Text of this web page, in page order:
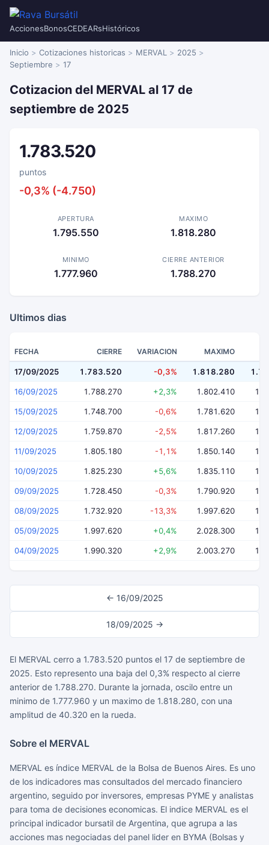
AccionesBonosCEDEARsHistóricos
Inicio Cotizaciones historicas MERVAL
2025
Septiembre
17
Cotizacion del MERVAL al 17 de
septiembre de 2025
1.783.520
puntos
-0,3% (-4.750)
APERTURA
1.795.550
MAXIMO
1.818.280
MINIMO
1.777.960
CIERRE ANTERIOR
1.788.270
Ultimos dias
FECHA CIERRE VARIACION MAXIMO
17/09/2025 1.783.520 -0,3% 1.818.280
16/09/2025 1.788.270 +2,3% 1.802.410
15/09/2025 1.748.700 -0,6% 1.781.620
12/09/2025 1.759.870 -2,5% 1.817.260
11/09/2025 1.805.180 -1,1% 1.850.140
10/09/2025 1.825.230 +5,6% 1.835.110
09/09/2025 1.728.450 -0,3% 1.790.920
08/09/2025 1.732.920 -13,3% 1.997.620
05/09/2025 1.997.620 +0,4% 2.028.300
04/09/2025 1.990.320 +2,9% 2.003.270
← 16/09/2025
18/09/2025 →
El MERVAL cerro a 1.783.520 puntos el 17 de septiembre de
2025. Esto represento una baja del 0,3% respecto al cierre
anterior de 1.788.270. Durante la jornada, oscilo entre un
minimo de 1.777.960 y un maximo de 1.818.280, con una
amplitud de 40.320 en la rueda.
Sobre el MERVAL
MERVAL es índice MERVAL de la Bolsa de Buenos Aires. Es uno
de los indicadores mas consultados del mercado financiero
argentino, seguido por inversores, empresas PYME y analistas
para toma de decisiones economicas. El indice MERVAL es el
principal indicador bursatil de Argentina, que agrupa a las
acciones mas negociadas del panel lider en BYMA (Bolsas y